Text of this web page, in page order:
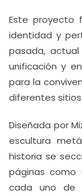
Este proyecto
identidad y
pasada,
unificación y
para la
diferentes
Diseñada por
escultura
historia se
páginas como
cada uno de